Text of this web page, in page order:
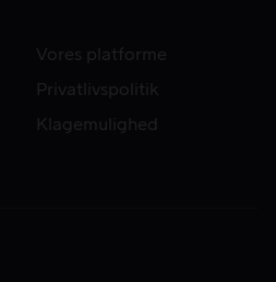
Vores platforme
Privatlivspolitik
Klagemulighed